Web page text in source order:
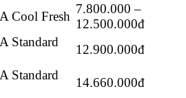
Cool Fresh
7.800.000 –
12.500.000đ
Standard
12.900.000đ
Standard
14.660.000đ